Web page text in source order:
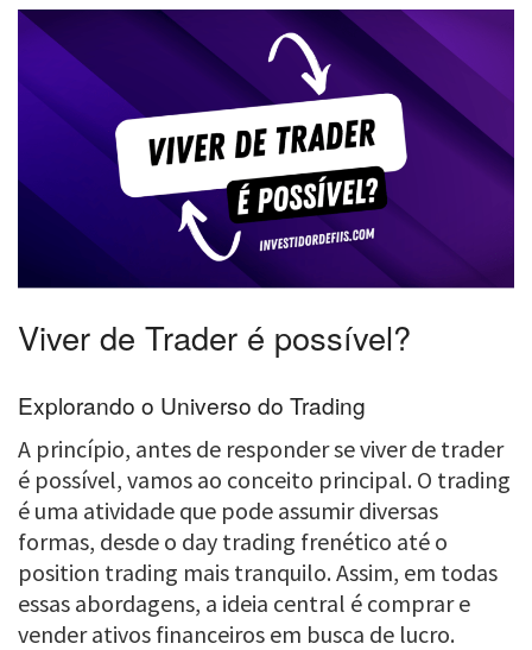
Viver de Trader é possível?
Explorando o Universo do Trading
A princípio, antes de responder se viver de trader
é possível, vamos ao conceito principal. O trading
é uma atividade que pode assumir diversas
formas, desde o day trading frenético até o
position trading mais tranquilo. Assim, em todas
essas abordagens, a ideia central é comprar e
vender ativos financeiros em busca de lucro.